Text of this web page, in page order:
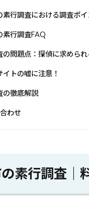
素行調査における調査ポイ
素行調査FAQ
の問題点：探偵に求めら
イトの嘘に注意！
の徹底解説
わせ
素行調査｜